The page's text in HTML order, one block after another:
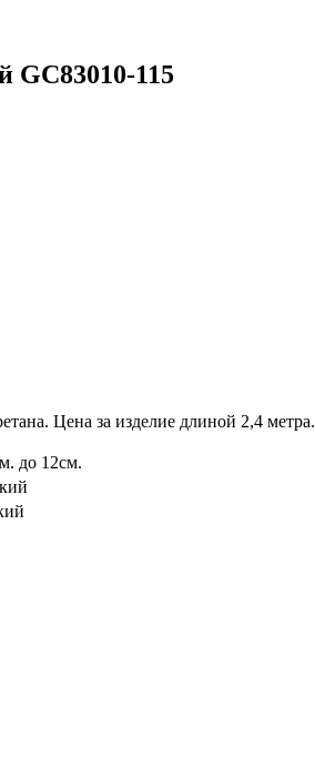
GC83010-115
Цена за изделие длиной 2,4 метра.
до 12см.